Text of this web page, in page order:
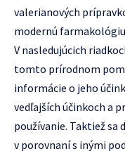
valerianových
modernú
V nasledujúcich
tomto prírodnom
informácie o jeho
vedľajších účinkoch a
používanie. Taktiež sa
v porovnaní s inými